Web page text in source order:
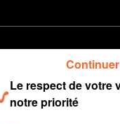
min 54 sec
19 MARS ( MIDI )
Le respect de votre
notre priorité